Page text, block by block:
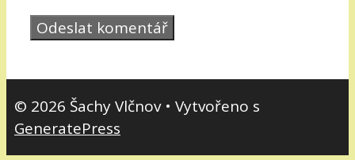
© 2026 Šachy Vlčnov• Vytvořeno s
GeneratePress